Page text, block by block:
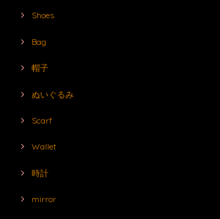
Shoes
Bag
帽子
ぬいぐるみ
Scarf
Wallet
時計
mirror